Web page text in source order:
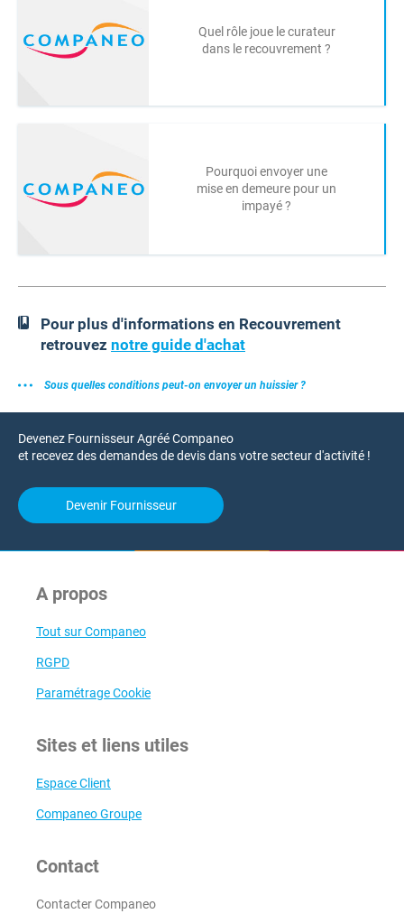
Quel rôle joue le curateur
dans le recouvrement ?
Pourquoi envoyer une
mise en demeure pour un
impayé ?
Pour plus d'informations en Recouvrement
retrouvez notre guide d'achat
Sous quelles conditions peut-on envoyer un huissier ?
Devenez Fournisseur Agréé Companeo
et recevez des demandes de devis dans votre secteur d'activité !
Devenir Fournisseur
A propos
Tout sur Companeo
RGPD
Paramétrage Cookie
Sites et liens utiles
Espace Client
Companeo Groupe
Contact
Contacter Companeo